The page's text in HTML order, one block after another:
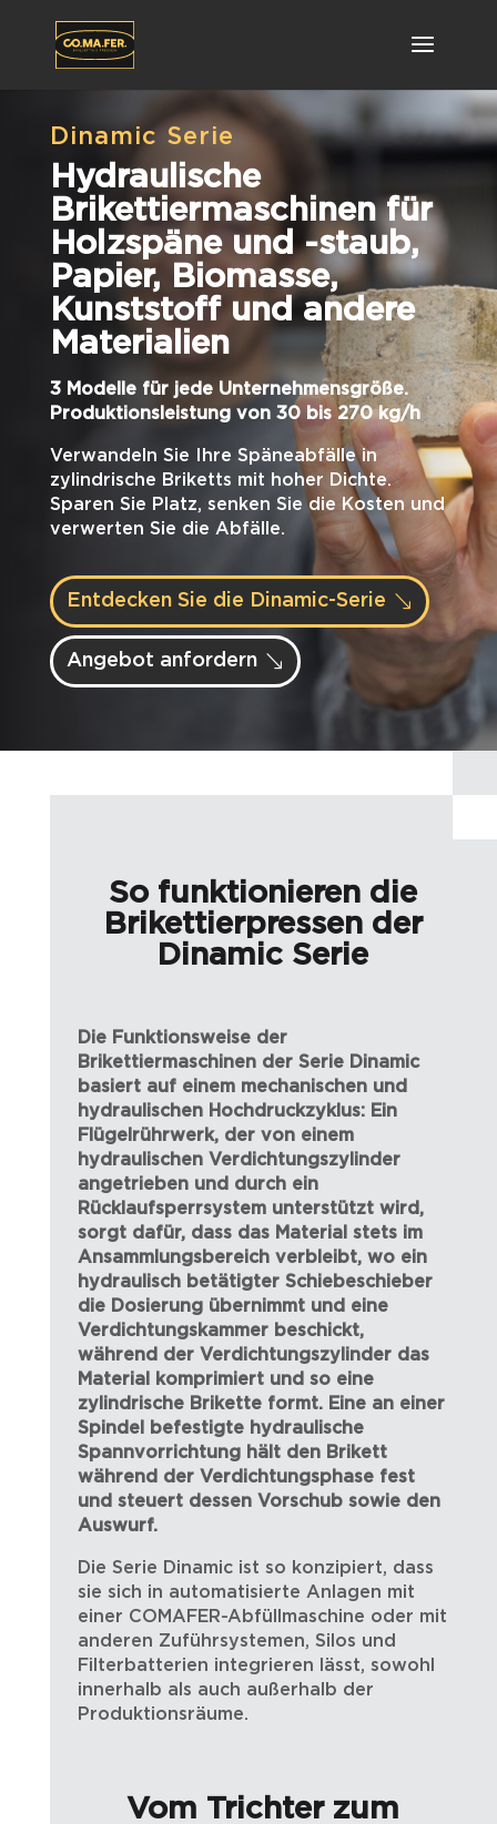
Dinamic Serie
Hydraulische
Brikettiermaschinen für
Holzspäne und -staub,
Papier, Biomasse,
Kunststoff und andere
Materialien
3 Modelle für jede Unternehmensgröße.
Produktionsleistung von 30 bis 270 kg/h
Verwandeln Sie Ihre Späneabfälle in
zylindrische Briketts mit hoher Dichte.
Sparen Sie Platz, senken Sie die Kosten und
verwerten Sie die Abfälle.
Entdecken Sie die Dinamic-Serie
Angebot anfordern
So funktionieren die
Brikettierpressen der
Dinamic Serie
Die Funktionsweise der
Brikettiermaschinen der Serie Dinamic
basiert auf einem mechanischen und
hydraulischen Hochdruckzyklus: Ein
Flügelrührwerk, der von einem
hydraulischen Verdichtungszylinder
angetrieben und durch ein
Rücklaufsperrsystem unterstützt wird,
sorgt dafür, dass das Material stets im
Ansammlungsbereich verbleibt, wo ein
hydraulisch betätigter Schiebeschieber
die Dosierung übernimmt und eine
Verdichtungskammer beschickt,
während der Verdichtungszylinder das
Material komprimiert und so eine
zylindrische Brikette formt. Eine an einer
Spindel befestigte hydraulische
Spannvorrichtung hält den Brikett
während der Verdichtungsphase fest
und steuert dessen Vorschub sowie den
Auswurf.
Die Serie Dinamic ist so konzipiert, dass
sie sich in automatisierte Anlagen mit
einer COMAFER-Abfüllmaschine oder mit
anderen Zuführsystemen, Silos und
Filterbatterien integrieren lässt, sowohl
innerhalb als auch außerhalb der
Produktionsräume.
Vom Trichter zum